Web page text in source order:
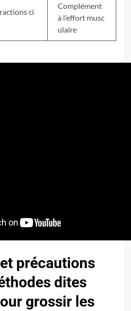
ci
Complément
à l’effort musc
ulaire
précautions
dites
grossir les